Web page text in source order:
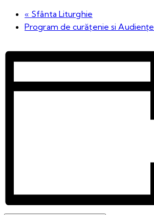
« Sfânta Liturghie
Program de curățenie si Audiențe